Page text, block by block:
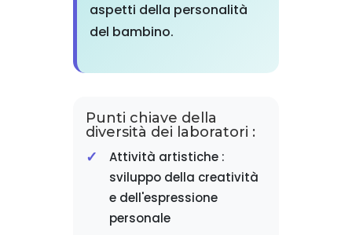
aspetti della personalità
del bambino.
Punti chiave della
diversità dei laboratori :
Attività artistiche :
sviluppo della creatività
e dell'espressione
personale